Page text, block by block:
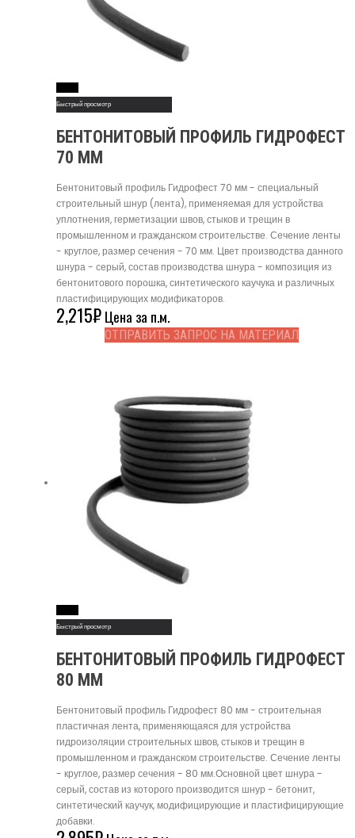
Быстрый просмотр
БЕНТОНИТОВЫЙ ПРОФИЛЬ ГИДРОФЕСТ
70 ММ
Бентонитовый профиль Гидрофест 70 мм - специальный
строительный шнур (лента), применяемая для устройства
уплотнения, герметизации швов, стыков и трещин в
промышленном и гражданском строительстве. Сечение ленты
- круглое, размер сечения - 70 мм. Цвет производства данного
шнура - серый, состав производства шнура - композиция из
бентонитового порошка, синтетического каучука и различных
пластифицирующих модификаторов.
2,215₽Цена за п.м.
ОТПРАВИТЬ ЗАПРОС НА МАТЕРИАЛ
Быстрый просмотр
БЕНТОНИТОВЫЙ ПРОФИЛЬ ГИДРОФЕСТ
80 ММ
Бентонитовый профиль Гидрофест 80 мм - строительная
пластичная лента, применяющаяся для устройства
гидроизоляции строительных швов, стыков и трещин в
промышленном и гражданском строительстве. Сечение ленты
- круглое, размер сечения - 80 мм.Основной цвет шнура -
серый, состав из которого производится шнур - бетонит,
синтетический каучук, модифицирующие и пластифицирующие
добавки.